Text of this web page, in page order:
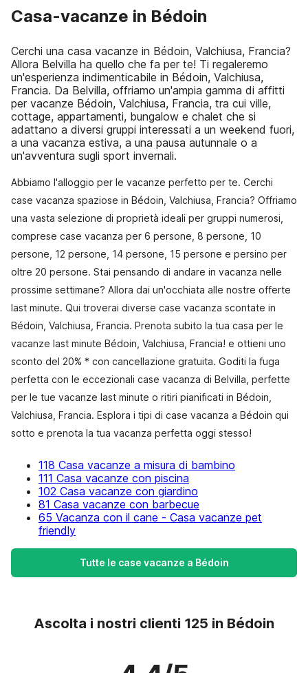
Casa-vacanze in Bédoin
Cerchi una casa vacanze in Bédoin, Valchiusa, Francia?
Allora Belvilla ha quello che fa per te! Ti regaleremo
un'esperienza indimenticabile in Bédoin, Valchiusa,
Francia. Da Belvilla, offriamo un'ampia gamma di affitti
per vacanze Bédoin, Valchiusa, Francia, tra cui ville,
cottage, appartamenti, bungalow e chalet che si
adattano a diversi gruppi interessati a un weekend fuori,
a una vacanza estiva, a una pausa autunnale o a
un'avventura sugli sport invernali.
Abbiamo l'alloggio per le vacanze perfetto per te. Cerchi
case vacanza spaziose in Bédoin, Valchiusa, Francia? Offriamo
una vasta selezione di proprietà ideali per gruppi numerosi,
comprese case vacanza per 6 persone, 8 persone, 10
persone, 12 persone, 14 persone, 15 persone e persino per
oltre 20 persone. Stai pensando di andare in vacanza nelle
prossime settimane? Allora dai un'occhiata alle nostre offerte
last minute. Qui troverai diverse case vacanza scontate in
Bédoin, Valchiusa, Francia. Prenota subito la tua casa per le
vacanze last minute Bédoin, Valchiusa, Francia! e ottieni uno
sconto del 20% * con cancellazione gratuita. Goditi la fuga
perfetta con le eccezionali case vacanza di Belvilla, perfette
per le tue vacanze last minute o ritiri pianificati in Bédoin,
Valchiusa, Francia. Esplora i tipi di case vacanza a Bédoin qui
sotto e prenota la tua vacanza perfetta oggi stesso!
118 Casa vacanze a misura di bambino
111 Casa vacanze con piscina
102 Casa vacanze con giardino
81 Casa vacanze con barbecue
65 Vacanza con il cane - Casa vacanze pet
friendly
Tutte le case vacanze a Bédoin
Ascolta i nostri clienti 125 in Bédoin